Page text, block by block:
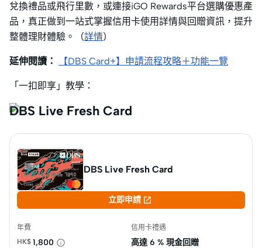
兌換禮品或飛行里數，或連接iGO Rewards平台選購優惠產
品，真正做到一站式掌握信用卡使用詳情與回贈資訊，提升
整體理財體驗。（詳情）
延伸閱讀： 【DBS Card+】申請流程攻略＋功能一覽
「一扣即享」教學：
DBS Live Fresh Card
DBS Live Fresh Card
立即申請 
年費
HK$ 1,800
信用卡禮遇
高達 6 % 現金回贈